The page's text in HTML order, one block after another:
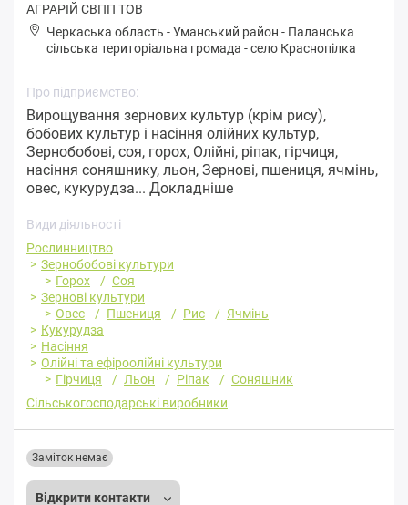
АГРАРІЙ СВПП ТОВ
Черкаська область -Уманський район - Пaлaнськa
сільська територіальна громада -село Краснопілка
Про підприємство:
Вирощування зернових культур (крім рису),
бобових культур і насіння олійних культур,
Зернобобові, соя, горох, Олійні, ріпак, гірчиця,
насіння соняшнику, льон, Зернові, пшениця, ячмінь,
овес, кукурудза... Докладніше
Види діяльності
Рослинництво
Зернобобові культури
Горох
Соя
Зернові культури
Овес
Пшениця Рис
Ячмінь
Кукурудза
Насіння
Олійні та ефіроолійні культури
Гірчиця
Льон Ріпак
Соняшник
Сільськогосподарські виробники
Відкрити контакти
Заміток немає